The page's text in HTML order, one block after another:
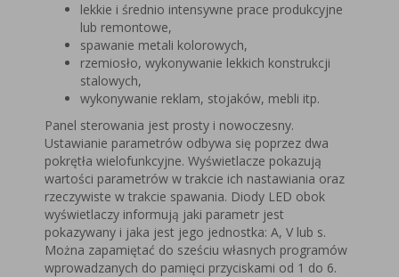
lekkie i średnio intensywne prace produkcyjne
lub remontowe,
spawanie metali kolorowych,
rzemiosło, wykonywanie lekkich konstrukcji
stalowych,
wykonywanie reklam, stojaków, mebli itp.
Panel sterowania jest prosty i nowoczesny.
Ustawianie parametrów odbywa się poprzez dwa
pokrętła wielofunkcyjne. Wyświetlacze pokazują
wartości parametrów w trakcie ich nastawiania oraz
rzeczywiste w trakcie spawania. Diody LED obok
wyświetlaczy informują jaki parametr jest
pokazywany i jaka jest jego jednostka: A, V lub s.
Można zapamiętać do sześciu własnych programów
wprowadzanych do pamięci przyciskami od 1 do 6.